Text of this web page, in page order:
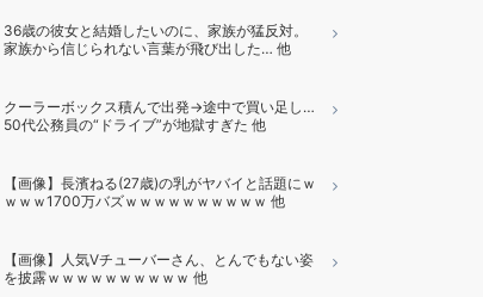
36歳の彼女と結婚したいのに、家族が猛反対。
家族から信じられない言葉が飛び出した… 他
クーラーボックス積んで出発→途中で買い足し…
50代公務員の“ドライブ”が地獄すぎた 他
【画像】長濱ねる(27歳)の乳がヤバイと話題にｗ
ｗｗｗ1700万バズｗｗｗｗｗｗｗｗｗｗ 他
【画像】人気Vチューバーさん、とんでもない姿
を披露ｗｗｗｗｗｗｗｗｗｗ 他